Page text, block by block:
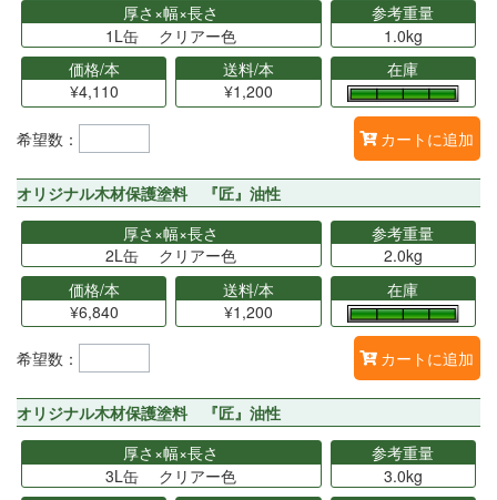
厚さ×幅×長さ
1L缶 クリアー色
参考重量
1.0kg
価格/本
¥4,110
送料/本
¥1,200
在庫
希望数： カートに追加
オリジナル木材保護塗料 『匠』油性
厚さ×幅×長さ
2L缶 クリアー色
参考重量
2.0kg
価格/本
¥6,840
送料/本
¥1,200
在庫
希望数： カートに追加
オリジナル木材保護塗料 『匠』油性
厚さ×幅×長さ
3L缶 クリアー色
参考重量
3.0kg